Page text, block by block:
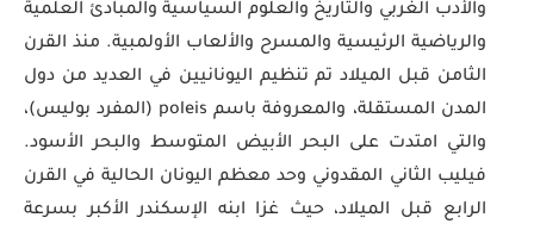
والأدب الغربي والتاريخ والعلوم السياسية والمبادئ العلمية
والرياضية الرئيسية والمسرح والألعاب الأولمبية. منذ القرن
الثامن قبل الميلاد تم تنظيم اليونانيين في العديد من دول
المدن المستقلة، والمعروفة باسم poleis (المفرد بوليس)،
والتي امتدت على البحر الأبيض المتوسط والبحر الأسود.
فيليب الثاني المقدوني وحد معظم اليونان الحالية في القرن
الرابع قبل الميلاد، حيث غزا ابنه الإسكندر الأكبر بسرعة